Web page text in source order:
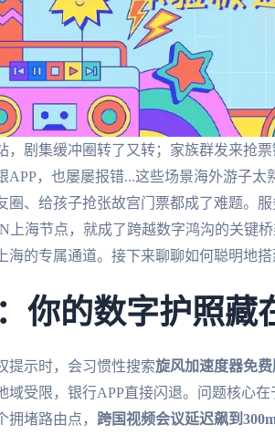
，剧集缓冲圈转了又转；家族群发来抢票
APP，也屡屡报错...这些场景海外游子
圈、给孩子抢张故宫门票都成了难题。
上海节点，就成了跨越数字鸿沟的关键
海的专属通道。接下来聊聊如何聪明地搭
你的数字护照藏
提示时，会习惯性搜索旋风加速度器免费
域受限，银行APP直接闪退。问题核心
拥堵路由点， 跨国视频会议延迟飙到